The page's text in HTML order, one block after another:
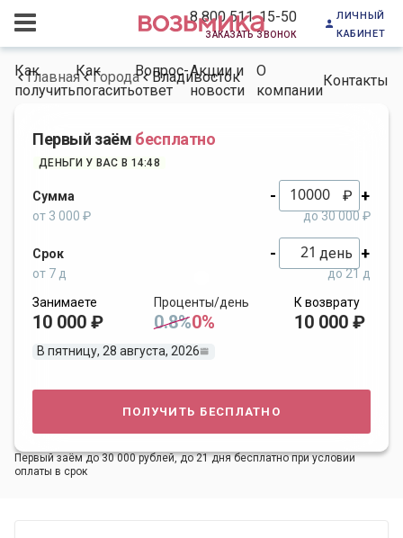
8 800 511-15-50
заказать звонок
личный
кабинет
Как
получить
Как
погасить
Вопрос-
ответ
Акции и
новости
О
компании
Контакты
Главная Города Владивосток
Первый заём бесплатно
ДЕНЬГИ У ВАС В 14:48
Сумма - ₽ +
от 3 000 ₽ до 30 000 ₽
Срок - день +
от 7 д
до 21 д
Занимаете
10 000 ₽
Проценты/день
0.8%0%
К возврату
10 000 ₽
В пятницу, 28 августа, 2026
получить бесплатно
Первый заём до 30 000 рублей, до 21 дня бесплатно при условии
оплаты в срок